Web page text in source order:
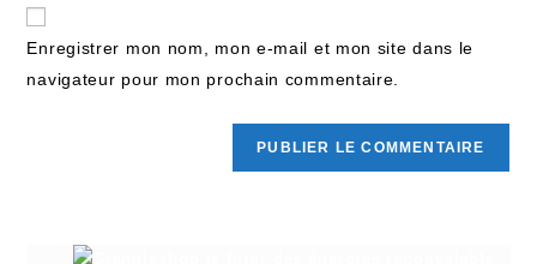
Enregistrer mon nom, mon e-mail et mon site dans le
navigateur pour mon prochain commentaire.